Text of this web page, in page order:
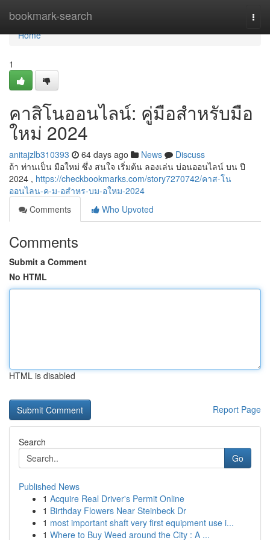
bookmark-search
Home
Home
1
คาสิโนออนไลน์: คู่มือสำหรับมือ
ใหม่ 2024
anitajzlb310393 64 days ago News
Discuss
ถ้า ท่านเป็น มือใหม่ ซึ่ง สนใจ เริ่มต้น ลองเล่น บ่อนออนไลน์ บน ปี
2024 , https://checkbookmarks.com/story7270742/คาส-โน
ออนไลน-ค-ม-อสำหร-บม-อใหม-2024
Comments
Who Upvoted
Comments
Submit a Comment
No HTML
HTML is disabled
Report Page
Search
Go
Published News
1 Acquire Real Driver's Permit Online
1 Birthday Flowers Near Steinbeck Dr
1 most important shaft very first equipment use i...
1 Where to Buy Weed around the City : A ...